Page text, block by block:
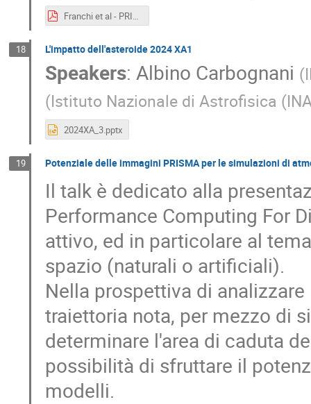
Franchi et al - PRISMA DAYS.pdf
18 L'impatto dell'asteroide 2024 XA1
Speakers: Albino Carbognani (
(Istituto Nazionale di Astrofisica
2024XA_3.pptx
19 Potenziale delle immagini PRISMA per le simulazioni di
Il talk è dedicato alla
Performance Computing For
attivo, ed in particolare al
spazio (naturali o artificiali).
Nella prospettiva di
traiettoria nota, per mezzo di
determinare l'area di caduta
possibilità di sfruttare il
modelli.